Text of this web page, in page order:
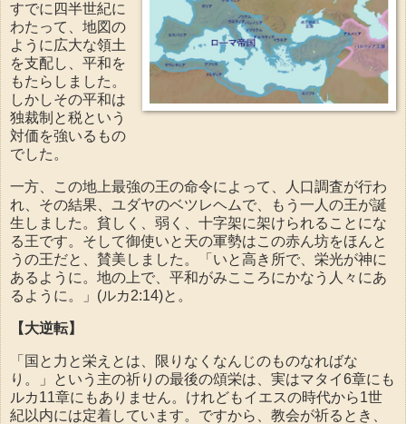
すでに四半世紀に
わたって、地図の
ように広大な領土
を支配し、平和を
もたらしました。
しかしその平和は
独裁制と税という
対価を強いるもの
でした。
一方、この地上最強の王の命令によって、人口調査が行わ
れ、その結果、ユダヤのベツレヘムで、もう一人の王が誕
生しました。貧しく、弱く、十字架に架けられることにな
る王です。そして御使いと天の軍勢はこの赤ん坊をほんと
うの王だと、賛美しました。「いと高き所で、栄光が神に
あるように。地の上で、平和がみこころにかなう人々にあ
るように。」(ルカ2:14)と。
【大逆転】
「国と力と栄えとは、限りなくなんじのものなればな
り。」という主の祈りの最後の頌栄は、実はマタイ6章にも
ルカ11章にもありません。けれどもイエスの時代から1世
紀以内には定着しています。ですから、教会が祈るとき、